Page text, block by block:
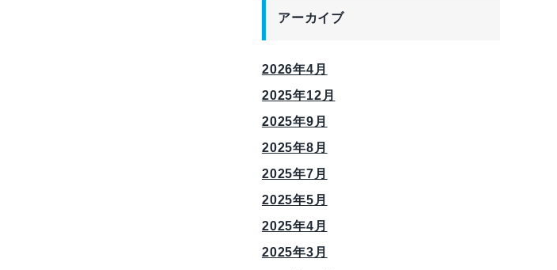
アーカイブ
2026年4月
2025年12月
2025年9月
2025年8月
2025年7月
2025年5月
2025年4月
2025年3月